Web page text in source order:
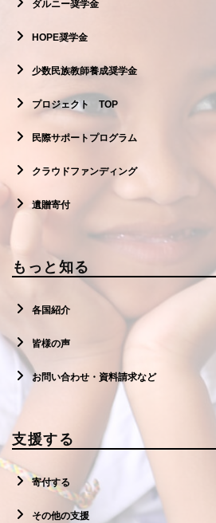
ダルニー奨学金
HOPE奨学金
少数民族教師養成奨学金
プロジェクト TOP
民際サポートプログラム
クラウドファンディング
遺贈寄付
もっと知る
各国紹介
皆様の声
お問い合わせ・資料請求など
支援する
寄付する
その他の支援